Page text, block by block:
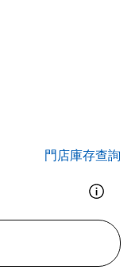
門店庫存查詢